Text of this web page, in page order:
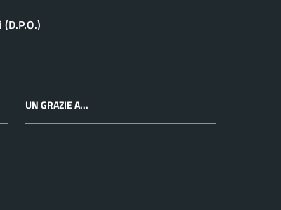
UN GRAZIE A...